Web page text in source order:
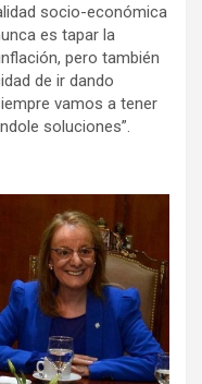
socio-económica
es tapar la
pero también
de ir dando
vamos a tener
soluciones”.